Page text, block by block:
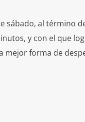
sábado, al término
y con el que
mejor forma de